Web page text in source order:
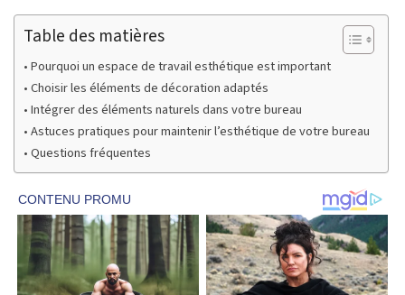
Table des matières
Pourquoi un espace de travail esthétique est important
Choisir les éléments de décoration adaptés
Intégrer des éléments naturels dans votre bureau
Astuces pratiques pour maintenir l’esthétique de votre bureau
Questions fréquentes